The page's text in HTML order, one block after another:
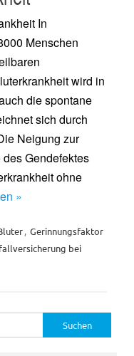
In
Menschen
wird in
die spontane
sich durch
Neigung zur
Gendefektes
ohne
»
, Gerinnungsfaktor
bei